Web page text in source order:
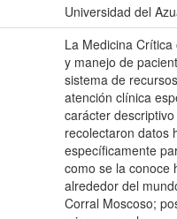
Universidad del
La Medicina
y manejo de
sistema de
atención clínica
carácter
recolectaron datos
específicamente
como se la conoce
alrededor del
Corral Moscoso;